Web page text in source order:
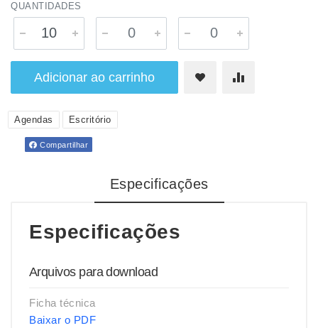
QUANTIDADES
Adicionar ao carrinho
Agendas Escritório
Compartilhar
Especificações
Especificações
Arquivos para download
Ficha técnica
Baixar o PDF